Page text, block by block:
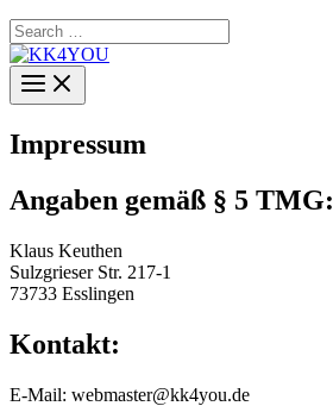
Search
…
Impressum
Angaben gemäß § 5 TMG:
Klaus Keuthen
Sulzgrieser Str. 217-1
73733 Esslingen
Kontakt:
E-Mail: webmaster@kk4you.de